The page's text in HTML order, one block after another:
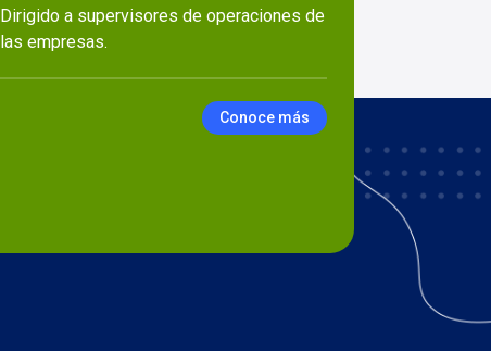
Dirigido a supervisores de operaciones de
las empresas.
Conoce más